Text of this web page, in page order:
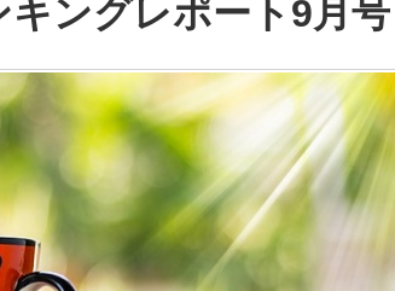
ングレポート9月号